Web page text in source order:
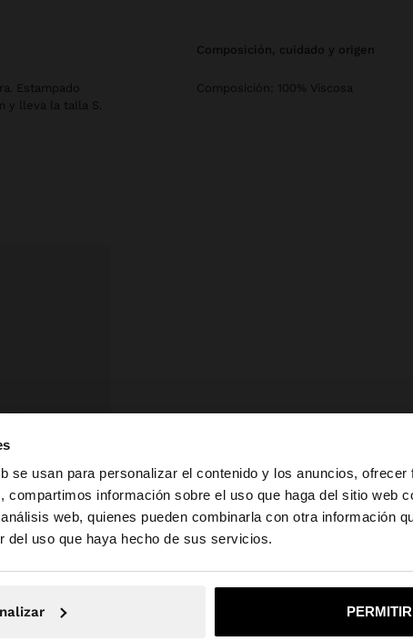
se usan para personalizar el contenido y los anuncios,
compartimos información sobre el uso que haga del sitio web
web, quienes pueden combinarla con otra información
del uso que haya hecho de sus servicios.
web de España. ¿Quieres ir a la web de United States?
No, continuar en la web de España Sí,
Estampado
y lleva la talla S.
composición, cuidado y origen
Composición: 100% Viscosa